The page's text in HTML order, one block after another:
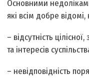
Основними
які всім добре відомі,
– відсутність
та інтересів
– невідповідність